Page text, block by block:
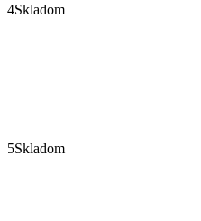
4Skladom
5Skladom